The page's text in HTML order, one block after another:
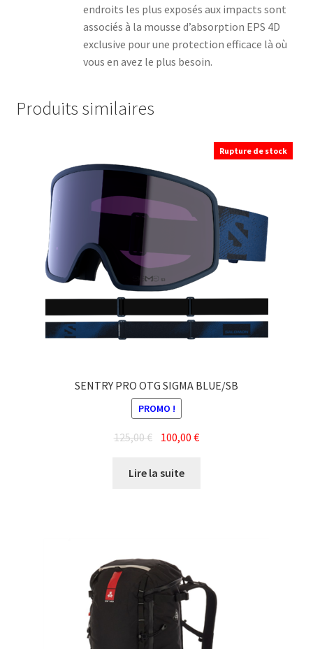
endroits les plus exposés aux impacts sont
associés à la mousse d’absorption EPS 4D
exclusive pour une protection efficace là où
vous en avez le plus besoin.
Produits similaires
Rupture de stock
SENTRY PRO OTG SIGMA BLUE/SB
PROMO !
125,00€ Le
initial
100,00€Le
Lire la suite